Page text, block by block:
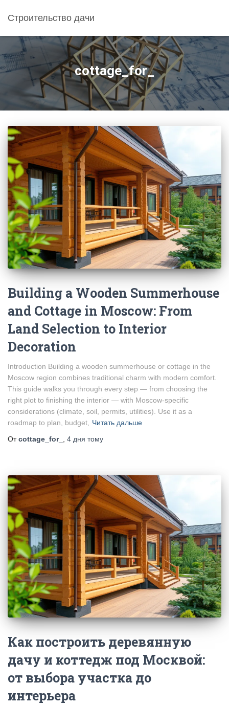
Строительство дачи
cottage_for_
Building a Wooden Summerhouse
and Cottage in Moscow: From
Land Selection to Interior
Decoration
Introduction Building a wooden summerhouse or cottage in the
Moscow region combines traditional charm with modern comfort.
This guide walks you through every step — from choosing the
right plot to finishing the interior — with Moscow-specific
considerations (climate, soil, permits, utilities). Use it as a
roadmap to plan, budget,
Читать дальше
Отcottage_for_ 4 дня тому
Как построить деревянную
дачу и коттедж под Москвой:
от выбора участка до
интерьера